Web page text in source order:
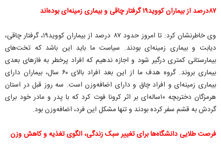
۸۷درصد از بیماران کووید۱۹ گرفتار چاقی و بیماری زمینه‌ای بوده‌اند
وی خاطرنشان کرد: تا امروز حدود ۸۷ درصد از بیماران کووید۱۹، گرفتار چاقی،
دیابت و بیماری زمینه‌ای بودند. سیاست ما باید این باشد که تخت‌های
بیمارستانی کمتری درگیر شود و اجازه ندهیم که افراد پرخطر به فازهای بعدی
بیماری بروند. گروه هدف ما از این بعد افراد بالای ۶۰ سال، بیماران دارای
بیماری زمینه‌ای و افراد چاق و دارای اضافه‌وزن است. سه روز قبل در استان
هرمزگان دختربچه ۱۰ساله‌ای بر اثر کرونا فوت کرد که با پدر و مادر خود برای
گردش به قشم سفر کرده بودند و تنها مشکل این فرد، اضافه‌وزن بود.
فرصت طلایی دانشگاه‌ها برای تغییر سبک زندگی، الگوی تغذیه و کاهش وزن